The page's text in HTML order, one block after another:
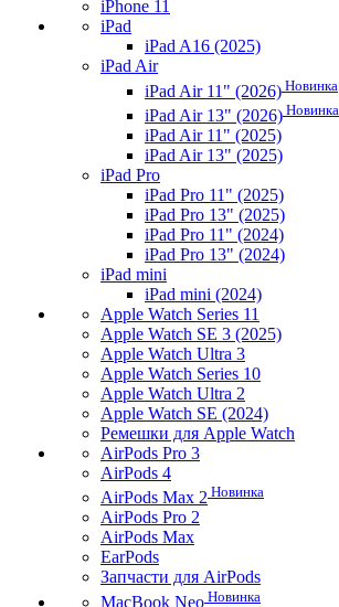
iPhone 11
iPad
iPad A16 (2025)
iPad Air
iPad Air 11" (2026) Новинка
iPad Air 13" (2026) Новинка
iPad Air 11" (2025)
iPad Air 13" (2025)
iPad Pro
iPad Pro 11" (2025)
iPad Pro 13" (2025)
iPad Pro 11" (2024)
iPad Pro 13" (2024)
iPad mini
iPad mini (2024)
Apple Watch Series 11
Apple Watch SE 3 (2025)
Apple Watch Ultra 3
Apple Watch Series 10
Apple Watch Ultra 2
Apple Watch SE (2024)
Ремешки для Apple Watch
AirPods Pro 3
AirPods 4
AirPods Max 2 Новинка
AirPods Pro 2
AirPods Max
EarPods
Запчасти для AirPods
MacBook Neo Новинка